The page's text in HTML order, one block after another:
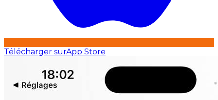
Télécharger surApp Store